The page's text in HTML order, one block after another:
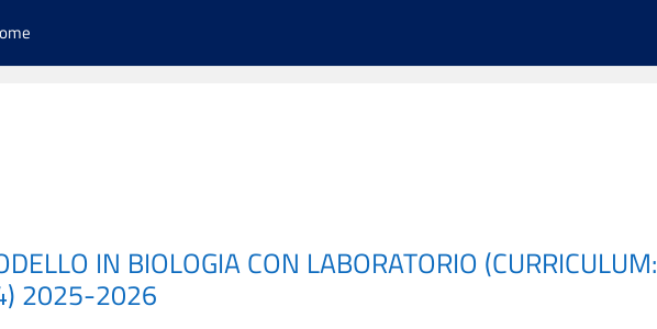
IN BIOLOGIA CON LABORATORIO (CURRICULUM:
2025-2026